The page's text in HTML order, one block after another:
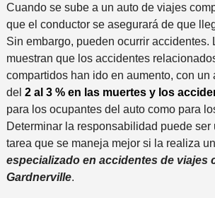
Cuando se sube a un auto de viajes
que el conductor se asegurará de que
Sin embargo, pueden ocurrir accidentes.
muestran que los accidentes
compartidos han ido en aumento, con un
del 2 al 3 % en las muertes y los
para los ocupantes del auto como para
Determinar la responsabilidad puede ser
tarea que se maneja mejor si la realiza un
especializado en accidentes de viajes
Gardnerville.